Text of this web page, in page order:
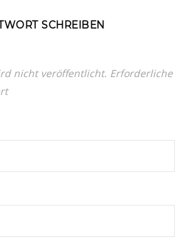
SCHREIBEN
nicht veröffentlicht. Erforderliche